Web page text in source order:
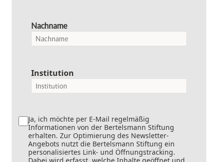
Nachname
Institution
Ja, ich möchte per E-Mail regelmäßig
Informationen von der Bertelsmann Stiftung
erhalten. Zur Optimierung des Newsletter-
Angebots nutzt die Bertelsmann Stiftung ein
personalisiertes Link- und Öffnungstracking.